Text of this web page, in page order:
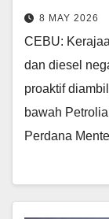
8 MAY 2026
CEBU:
dan diesel
proaktif
bawah
Perdana